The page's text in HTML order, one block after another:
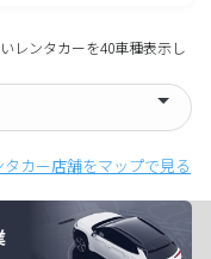
レンタカーを40車種表示し
カー店舗をマップで見る